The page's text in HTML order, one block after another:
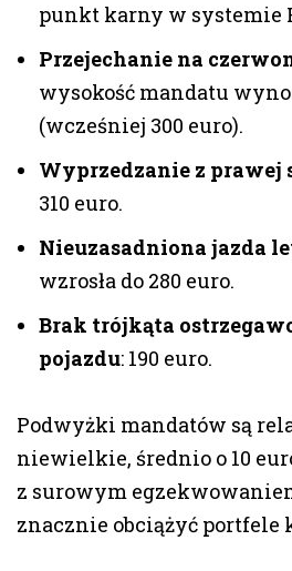
punkt karny w systemie
Przejechanie na
wysokość mandatu
(wcześniej 300 euro).
Wyprzedzanie z prawej
310 euro.
Nieuzasadniona jazda
wzrosła do 280 euro.
Brak trójkąta
pojazdu: 190 euro.
Podwyżki mandatów są
niewielkie, średnio o 10
z surowym
znacznie obciążyć portfele